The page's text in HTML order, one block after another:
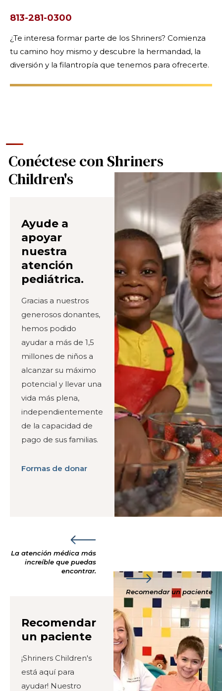
813-281-0300
¿Te interesa formar parte de los Shriners? Comienza
tu camino hoy mismo y descubre la hermandad, la
diversión y la filantropía que tenemos para ofrecerte.
Conéctese con Shriners
Children's
Ayude a
apoyar
nuestra
atención
pediátrica.
Gracias a nuestros
generosos donantes,
hemos podido
ayudar a más de 1,5
millones de niños a
alcanzar su máximo
potencial y llevar una
vida más plena,
independientemente
de la capacidad de
pago de sus familias.
Formas de donar
La atención médica más
increíble que puedas
encontrar.
Recomendar un paciente
Recomendar
un paciente
¡Shriners Children's
está aquí para
ayudar! Nuestro